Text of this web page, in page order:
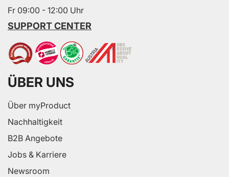
Fr 09:00 - 12:00 Uhr
SUPPORT CENTER
ÜBER UNS
Über myProduct
Nachhaltigkeit
B2B Angebote
Jobs & Karriere
Newsroom